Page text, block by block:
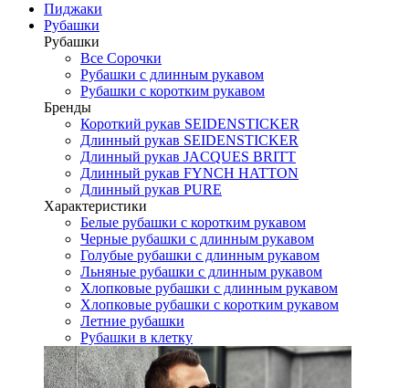
Пиджаки
Рубашки
Рубашки
Все Сорочки
Рубашки с длинным рукавом
Рубашки с коротким рукавом
Бренды
Короткий рукав SEIDENSTICKER
Длинный рукав SEIDENSTICKER
Длинный рукав JAСQUES BRITT
Длинный рукав FYNCH HATTON
Длинный рукав PURE
Характеристики
Белые рубашки с коротким рукавом
Черные рубашки с длинным рукавом
Голубые рубашки с длинным рукавом
Льняные рубашки с длинным рукавом
Хлопковые рубашки с длинным рукавом
Хлопковые рубашки с коротким рукавом
Летние рубашки
Рубашки в клетку